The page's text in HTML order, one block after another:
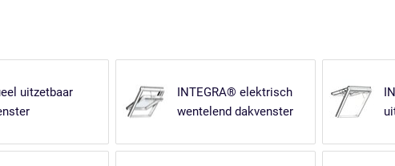
uitzetbaar
INTEGRA® elektrisch
wentelend dakvenster